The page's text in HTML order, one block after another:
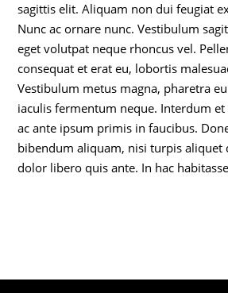
sagittis elit. Aliquam non dui feugiat
Nunc ac ornare nunc. Vestibulum
eget volutpat neque rhoncus vel.
consequat et erat eu, lobortis
Vestibulum metus magna, pharetra
iaculis fermentum neque. Interdum et
ac ante ipsum primis in faucibus.
bibendum aliquam, nisi turpis aliquet
dolor libero quis ante. In hac